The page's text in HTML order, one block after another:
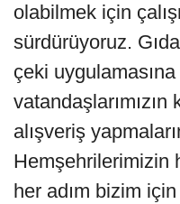
olabilmek için
sürdürüyoruz.
çeki
alışveriş
Hemşehrilerimizin
her adım bizim